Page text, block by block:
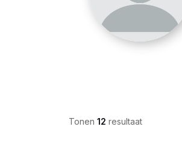
Tonen 12 resultaat